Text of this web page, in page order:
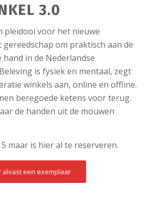
3.0
pleidooi voor het nieuwe
om praktisch aan de
hand in de Nederlandse
is fysiek en mentaal, zegt
winkels aan, online en offline.
beregoede ketens voor terug.
de handen uit de mouwen
maar is hier al te reserveren.
alvast een exemplaar